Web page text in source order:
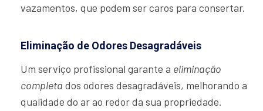
vazamentos, que podem ser caros para consertar.
Eliminação de Odores Desagradáveis
Um serviço profissional garante a eliminação
completa dos odores desagradáveis, melhorando a
qualidade do ar ao redor da sua propriedade.